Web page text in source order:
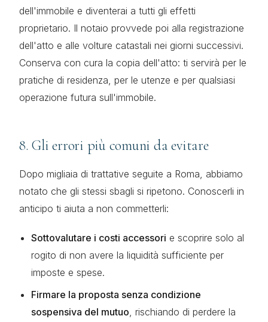
dell'immobile e diventerai a tutti gli effetti
proprietario. Il notaio provvede poi alla registrazione
dell'atto e alle volture catastali nei giorni successivi.
Conserva con cura la copia dell'atto: ti servirà per le
pratiche di residenza, per le utenze e per qualsiasi
operazione futura sull'immobile.
8. Gli errori più comuni da evitare
Dopo migliaia di trattative seguite a Roma, abbiamo
notato che gli stessi sbagli si ripetono. Conoscerli in
anticipo ti aiuta a non commetterli:
Sottovalutare i costi accessori e scoprire solo al
rogito di non avere la liquidità sufficiente per
imposte e spese.
Firmare la proposta senza condizione
sospensiva del mutuo, rischiando di perdere la